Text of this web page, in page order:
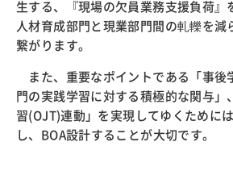
生する、『現場の欠員業務支援負荷』
人材育成部門と現業部門間の軋轢を減
繋がります。
また、重要なポイントである「事後
門の実践学習に対する積極的な関与」
習(OJT)連動」を実現してゆくために
し、BOA設計することが大切です。